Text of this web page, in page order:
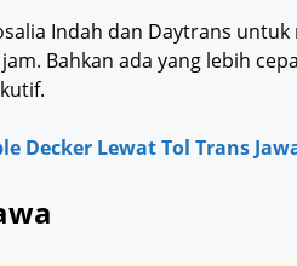
Indah dan Daytrans
Bahkan ada yang lebih
Decker Lewat Tol Trans